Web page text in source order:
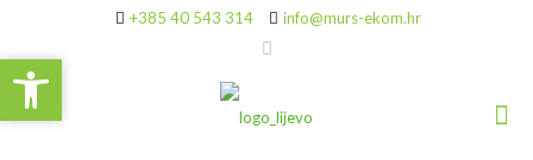
+385 40 543 314 info@murs-ekom.hr
Open toolbar
Open toolbar